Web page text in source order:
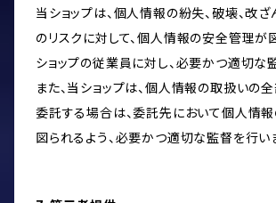
当ショップは、個人情報の紛失、破壊、改
のリスクに対して、個人情報の安全管理が
ショップの従業員に対し、必要かつ適切な
また、当ショップは、個人情報の取扱いの
委託する場合は、委託先において個人情
図られるよう、必要かつ適切な監督を行い